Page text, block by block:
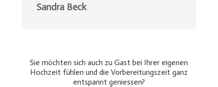
Sandra Beck
Sie möchten sich auch zu Gast bei Ihrer eigenen
Hochzeit fühlen und die Vorbereitungszeit ganz
entspannt geniessen?